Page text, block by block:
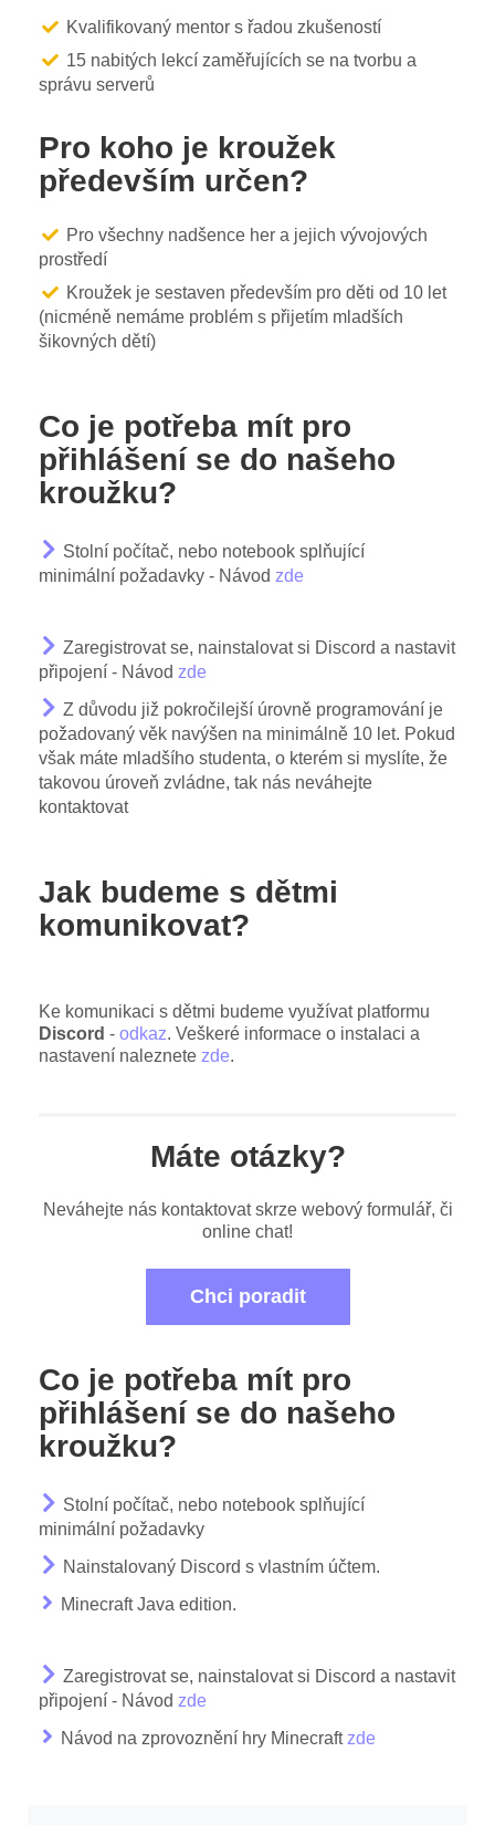
Kvalifikovaný mentor s řadou zkušeností
15 nabitých lekcí zaměřujících se na tvorbu a
správu serverů
Pro koho je kroužek
především určen?
Pro všechny nadšence her a jejich vývojových
prostředí
Kroužek je sestaven především pro děti od 10 let
(nicméně nemáme problém s přijetím mladších
šikovných dětí)
Co je potřeba mít pro
přihlášení se do našeho
kroužku?
Stolní počítač, nebo notebook splňující
minimální požadavky - Návod zde
Zaregistrovat se, nainstalovat si Discord a nastavit
připojení - Návod zde
Z důvodu již pokročilejší úrovně programování je
požadovaný věk navýšen na minimálně 10 let. Pokud
však máte mladšího studenta, o kterém si myslíte, že
takovou úroveň zvládne, tak nás neváhejte
kontaktovat
Jak budeme s dětmi
komunikovat?
Ke komunikaci s dětmi budeme využívat platformu
Discord - odkaz. Veškeré informace o instalaci a
nastavení naleznete zde.
Máte otázky?
Neváhejte nás kontaktovat skrze webový formulář, či
online chat!
Chci poradit
Co je potřeba mít pro
přihlášení se do našeho
kroužku?
Stolní počítač, nebo notebook splňující
minimální požadavky
Nainstalovaný Discord s vlastním účtem.
Minecraft Java edition.
Zaregistrovat se, nainstalovat si Discord a nastavit
připojení - Návod zde
Návod na zprovoznění hry Minecraftzde